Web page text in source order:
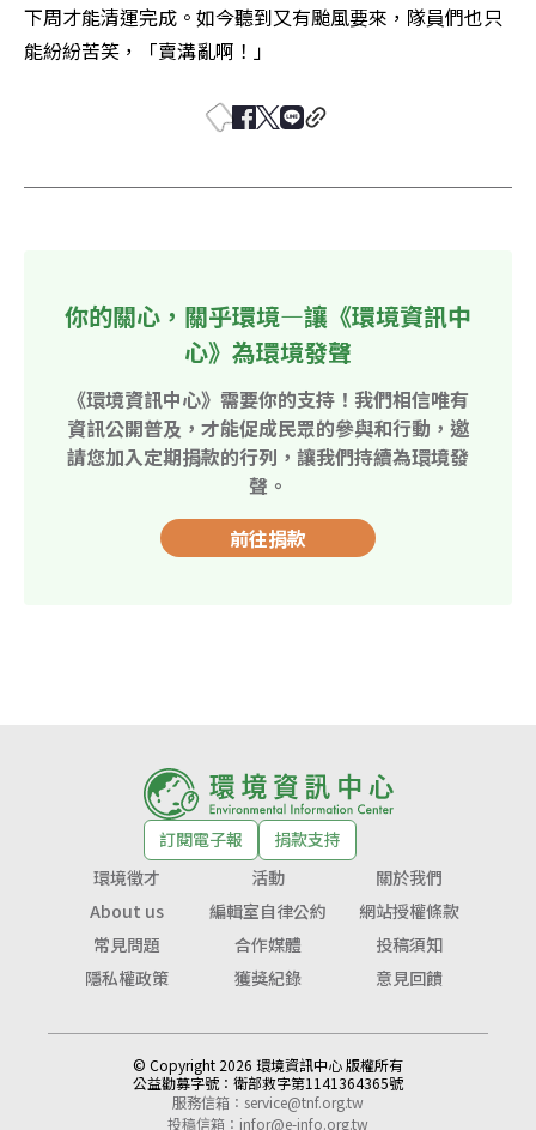
下周才能清運完成。如今聽到又有颱風要來，隊員們也只
能紛紛苦笑，「賣溝亂啊！」
你的關心，關乎環境—讓《環境資訊中
心》為環境發聲
《環境資訊中心》需要你的支持！我們相信唯有
資訊公開普及，才能促成民眾的參與和行動，邀
請您加入定期捐款的行列，讓我們持續為環境發
聲。
前往捐款
訂閱電子報
捐款支持
環境徵才
活動
關於我們
About us
編輯室自律公約
網站授權條款
常見問題
合作媒體
投稿須知
隱私權政策
獲獎紀錄 意見回饋
© Copyright 2026 環境資訊中心 版權所有
公益勸募字號： 衛部救字第1141364365號
服務信箱： service@tnf.org.tw
投稿信箱： infor@e-info.org.tw